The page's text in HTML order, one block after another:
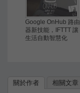
Google OnHub 路由
器新技能，IFTTT 讓
生活自動智慧化
關於作者 相關文章